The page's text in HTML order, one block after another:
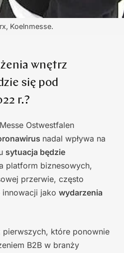
Koelnmesse.
wnętrz
się pod
r.?
Ostwestfalen
nadal wpływa na
sytuacja będzie
platform biznesowych,
przerwie, często
innowacji jako wydarzenia
które ponownie
B2B w branży